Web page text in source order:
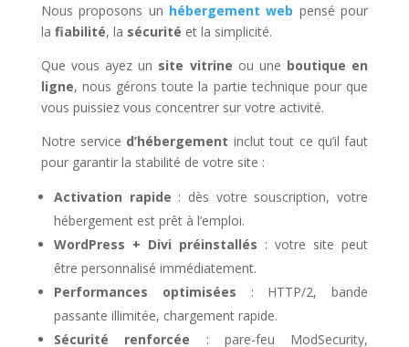
Nous proposons un hébergement web pensé pour
la fiabilité, la sécurité et la simplicité.
Que vous ayez un site vitrine ou une boutique en
ligne, nous gérons toute la partie technique pour que
vous puissiez vous concentrer sur votre activité.
Notre service d’hébergement inclut tout ce qu’il faut
pour garantir la stabilité de votre site :
Activation rapide : dès votre souscription, votre
hébergement est prêt à l’emploi.
WordPress + Divi préinstallés : votre site peut
être personnalisé immédiatement.
Performances optimisées : HTTP/2, bande
passante illimitée, chargement rapide.
Sécurité renforcée : pare-feu ModSecurity,